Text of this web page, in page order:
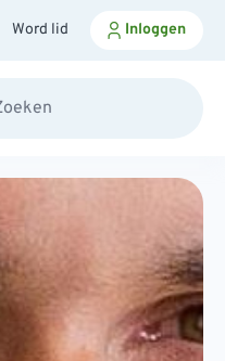
Word lid Inloggen